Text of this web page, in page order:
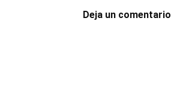
Deja un comentario